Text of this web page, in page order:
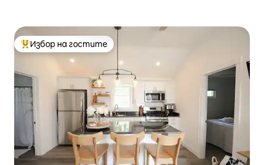
Най-популярен избор на гостите
Избор на гостите